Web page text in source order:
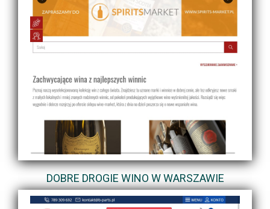
DOBRE DROGIE WINO W WARSZAWIE